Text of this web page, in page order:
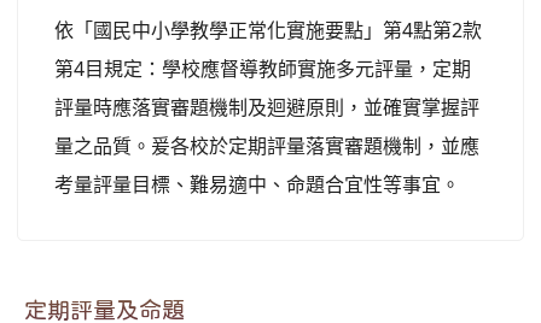
依「國民中小學教學正常化實施要點」第4點第2款
第4目規定：學校應督導教師實施多元評量，定期
評量時應落實審題機制及迴避原則，並確實掌握評
量之品質。爰各校於定期評量落實審題機制，並應
考量評量目標、難易適中、命題合宜性等事宜。
定期評量及命題